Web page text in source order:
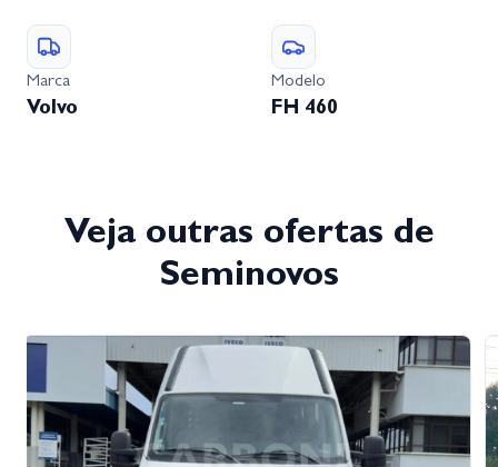
Marca
Volvo
Modelo
FH 460
Veja outras ofertas de
Seminovos